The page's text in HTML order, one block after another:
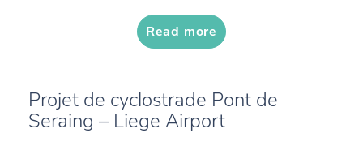
Read more
Projet de cyclostrade Pont de
Seraing – Liege Airport